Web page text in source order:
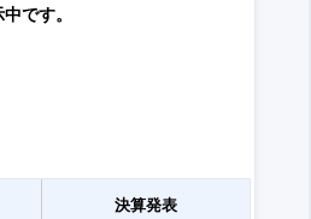
です。
決算発表